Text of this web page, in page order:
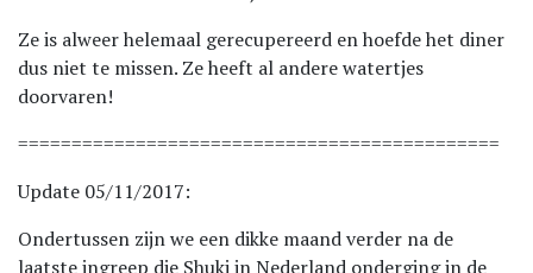
Ze is alweer helemaal gerecupereerd en hoefde het diner
dus niet te missen. Ze heeft al andere watertjes
doorvaren!
=============================================
Update 05/11/2017:
Ondertussen zijn we een dikke maand verder na de
laatste ingreep die Shuki in Nederland onderging in de